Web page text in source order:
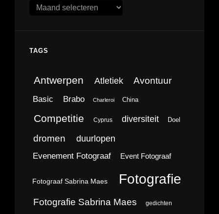
Archieven
TAGS
Antwerpen Atletiek Avontuur
Basic Brabo Charleroi China
Competitie Cyprus diversiteit Doel
dromen duurlopen
Evenement Fotograaf Event Fotograaf
Fotograaf Sabrina Maes Fotografie
Fotografie Sabrina Maes gedichten